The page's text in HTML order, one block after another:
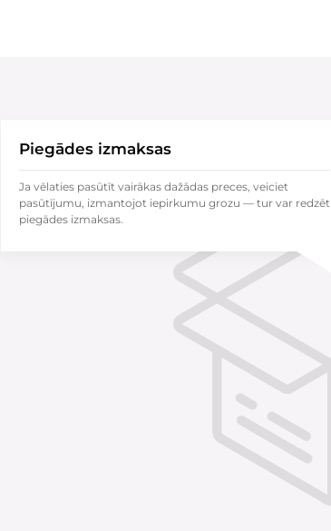
Piegādes izmaksas
Ja vēlaties pasūtīt vairākas dažādas preces, veiciet
pasūtījumu, izmantojot iepirkumu grozu — tur var redzēt
piegādes izmaksas.